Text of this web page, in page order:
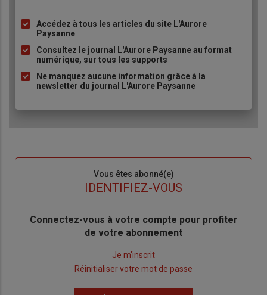
Liste
puce
Accédez à tous les articles du site L'Aurore
Paysanne
Consultez le journal L'Aurore Paysanne au format
numérique, sur tous les supports
Ne manquez aucune information grâce à la
newsletter du journal L'Aurore Paysanne
Vous êtes abonné(e)
IDENTIFIEZ-VOUS
Body
Connectez-vous à votre compte pour profiter
de votre abonnement
Je m'inscrit
Réinitialiser votre mot de passe